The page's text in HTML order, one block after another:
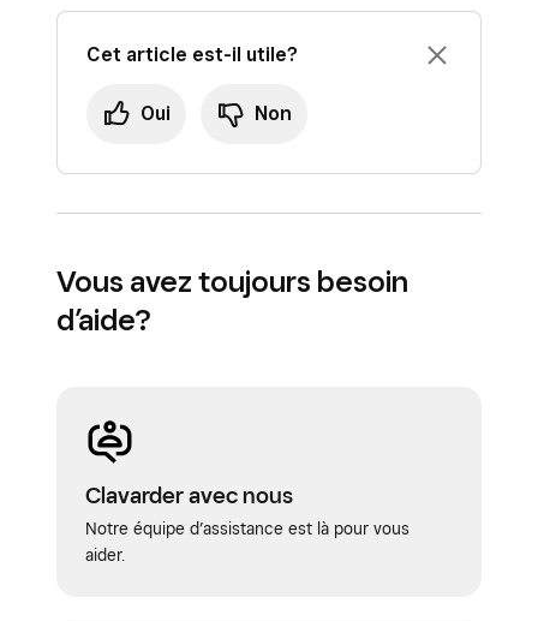
Cet article est-il utile?
Oui Non
Vous avez toujours besoin
d’aide?
Clavarder avec nous
Notre équipe d’assistance est là pour vous
aider.